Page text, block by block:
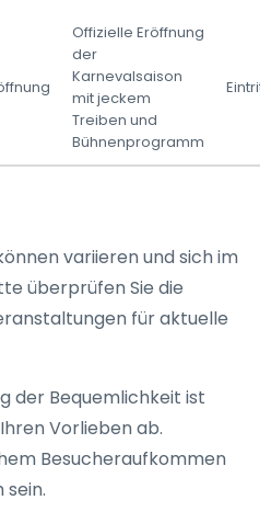
Offizielle Eröffnung
der
Karnevalsaison
mit jeckem
Treiben und
Bühnenprogramm
variieren und sich im
überprüfen Sie die
für aktuelle
der Bequemlichkeit ist
Vorlieben ab.
Besucheraufkommen
sein.